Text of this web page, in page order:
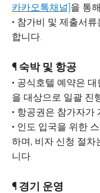
카카오톡채널]을 통
• 참가비 및 제출서
합니다.
¶ 숙박 및 항공
• 공식호텔 예약은
을 대상으로 일괄 진
• 항공권은 참가자가
• 인도 입국을 위한
하며, 비자 신청 절
니다.
¶ 경기 운영